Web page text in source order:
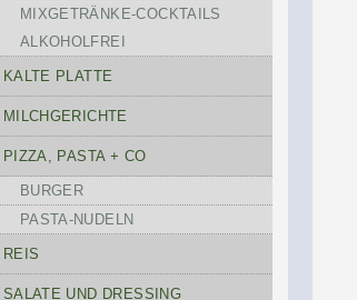
MIXGETRÄNKE-COCKTAILS
ALKOHOLFREI
KALTE PLATTE
MILCHGERICHTE
PIZZA, PASTA + CO
BURGER
PASTA-NUDELN
REIS
SALATE UND DRESSING